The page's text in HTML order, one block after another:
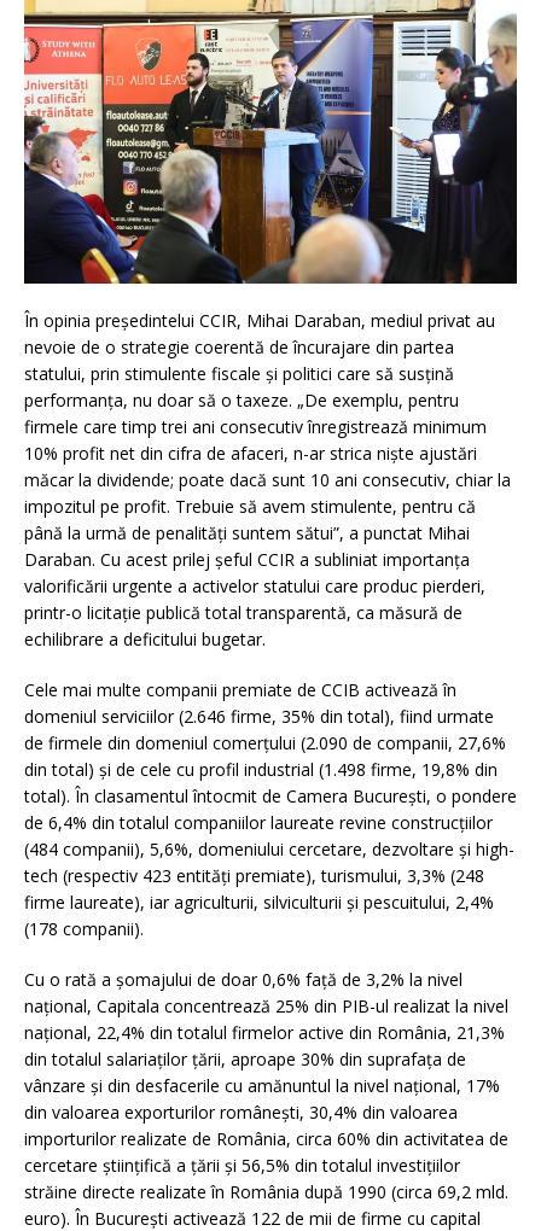
În opinia președintelui CCIR, Mihai Daraban, mediul privat au
nevoie de o strategie coerentă de încurajare din partea
statului, prin stimulente fiscale şi politici care să susţină
performanţa, nu doar să o taxeze. „De exemplu, pentru
firmele care timp trei ani consecutiv înregistrează minimum
10% profit net din cifra de afaceri, n-ar strica niște ajustări
măcar la dividende; poate dacă sunt 10 ani consecutiv, chiar la
impozitul pe profit. Trebuie să avem stimulente, pentru că
până la urmă de penalități suntem sătui”, a punctat Mihai
Daraban. Cu acest prilej șeful CCIR a subliniat importanța
valorificării urgente a activelor statului care produc pierderi,
printr-o licitație publică total transparentă, ca măsură de
echilibrare a deficitului bugetar.
Cele mai multe companii premiate de CCIB activează în
domeniul serviciilor (2.646 firme, 35% din total), fiind urmate
de firmele din domeniul comerțului (2.090 de companii, 27,6%
din total) și de cele cu profil industrial (1.498 firme, 19,8% din
total). În clasamentul întocmit de Camera București, o pondere
de 6,4% din totalul companiilor laureate revine construcțiilor
(484 companii), 5,6%, domeniului cercetare, dezvoltare şi high-
tech (respectiv 423 entităţi premiate), turismului, 3,3% (248
firme laureate), iar agriculturii, silviculturii şi pescuitului, 2,4%
(178 companii).
Cu o rată a şomajului de doar 0,6% faţă de 3,2% la nivel
naţional, Capitala concentrează 25% din PIB-ul realizat la nivel
național, 22,4% din totalul firmelor active din România, 21,3%
din totalul salariaţilor ţării, aproape 30% din suprafaţa de
vânzare şi din desfacerile cu amănuntul la nivel naţional, 17%
din valoarea exporturilor româneşti, 30,4% din valoarea
importurilor realizate de România, circa 60% din activitatea de
cercetare ştiinţifică a ţării și 56,5% din totalul investiţiilor
străine directe realizate în România după 1990 (circa 69,2 mld.
euro). În Bucureşti activează 122 de mii de firme cu capital